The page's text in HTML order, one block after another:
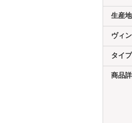
生産地
ヴィ
タイプ
商品